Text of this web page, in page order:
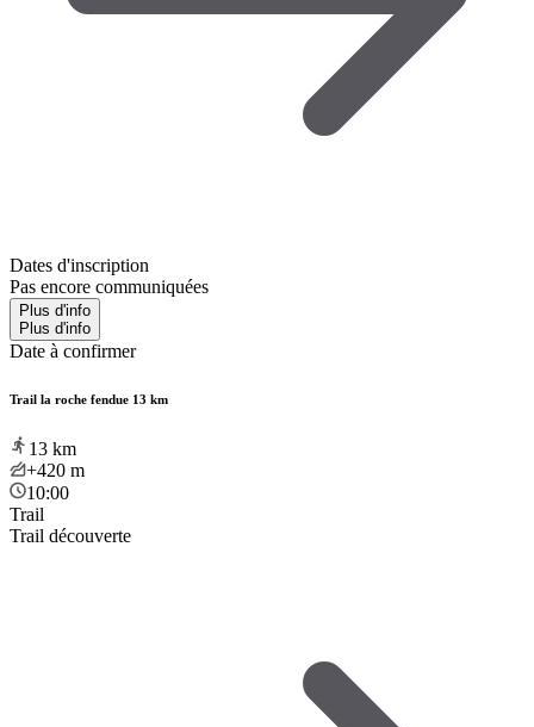
Dates d'inscription
Pas encore communiquées
Plus d'info
Plus d'info
Date à confirmer
Trail la roche fendue 13 km
13 km
+420 m
10:00
Trail
Trail découverte